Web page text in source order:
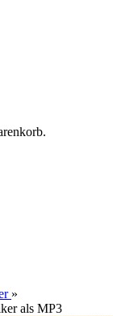
»
als MP3